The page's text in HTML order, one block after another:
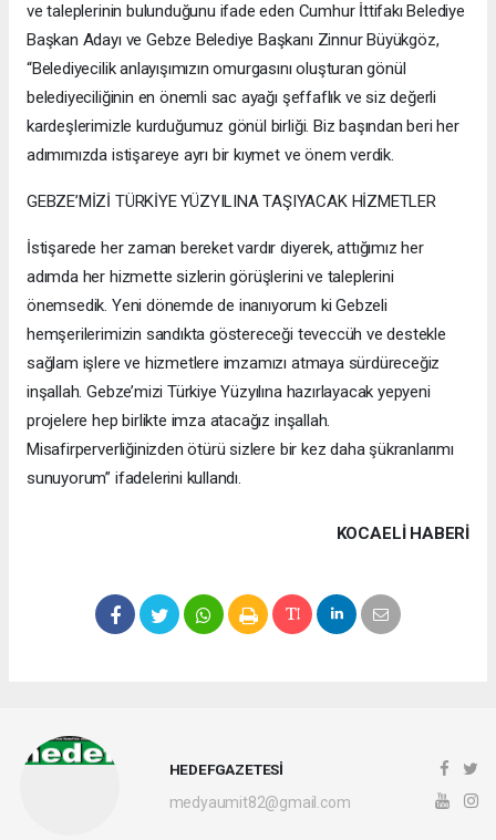
ve taleplerinin bulunduğunu ifade eden Cumhur İttifakı Belediye
Başkan Adayı ve Gebze Belediye Başkanı Zinnur Büyükgöz,
“Belediyecilik anlayışımızın omurgasını oluşturan gönül
belediyeciliğinin en önemli sac ayağı şeffaflık ve siz değerli
kardeşlerimizle kurduğumuz gönül birliği. Biz başından beri her
adımımızda istişareye ayrı bir kıymet ve önem verdik.
GEBZE’MİZİ TÜRKİYE YÜZYILINA TAŞIYACAK HİZMETLER
İstişarede her zaman bereket vardır diyerek, attığımız her
adımda her hizmette sizlerin görüşlerini ve taleplerini
önemsedik. Yeni dönemde de inanıyorum ki Gebzeli
hemşerilerimizin sandıkta göstereceği teveccüh ve destekle
sağlam işlere ve hizmetlere imzamızı atmaya sürdüreceğiz
inşallah. Gebze’mizi Türkiye Yüzyılına hazırlayacak yepyeni
projelere hep birlikte imza atacağız inşallah.
Misafirperverliğinizden ötürü sizlere bir kez daha şükranlarımı
sunuyorum” ifadelerini kullandı.
KOCAELI HABERİ
HEDEFGAZETESİ
medyaumit82@gmail.com